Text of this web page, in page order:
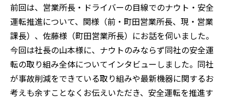
前回は、営業所長・ドライバーの目線でのナウト・安全
運転推進について、関様（前・町田営業所長、現・営業
課長）、佐藤様（町田営業所長）にお話を伺いました。
今回は社長の山本様に、ナウトのみならず同社の安全運
転の取り組み全体についてインタビューしました。同社
が事故削減をできている取り組みや最新機器に関するお
考えも余すことなくお伝えいただき、安全運転を推進す